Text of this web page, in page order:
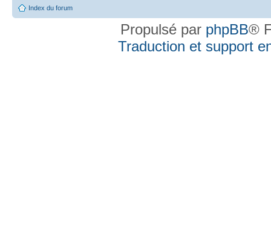
Index du forum
Propulsé par phpBB®
Traduction et support